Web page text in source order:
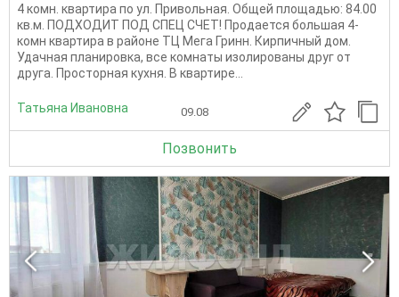
4 комн. квартира по ул. Привольная. Общей площадью: 84.00
кв.м. ПОДХОДИТ ПОД СПЕЦ СЧЕТ! Продается большая 4-
комн квартира в районе ТЦ Мега Гринн. Кирпичный дом.
Удачная планировка, все комнаты изолированы друг от
друга. Просторная кухня. В квартире...
Татьяна Ивановна 09.08
Позвонить